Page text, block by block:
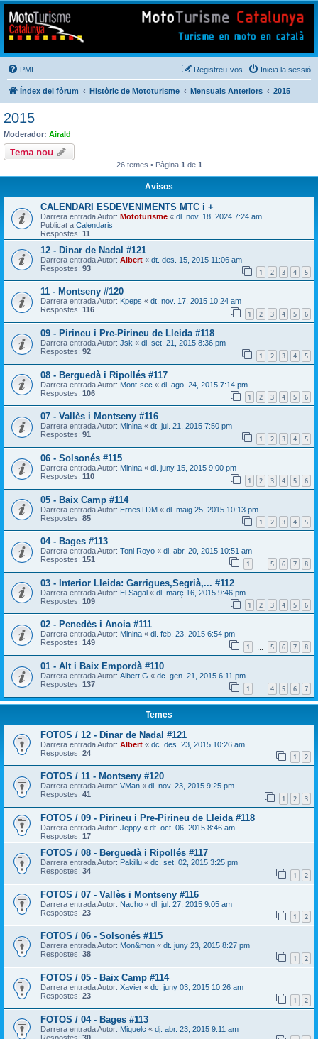
Mototurisme
Turisme en moto en català
PMF Inicia la sessió
Registreu-vos
Índex del fòrum Històric de Mototurisme Mensuals Anteriors 2015
2015
Moderador: Airald
Tema nou
26 temes • Pàgina 1 de 1
Avisos
CALENDARI ESDEVENIMENTS MTC i +
Darrera entrada Autor: Mototurisme « dl. nov. 18, 2024 7:24 am
Publicat a Calendaris
Respostes: 11
12 - Dinar de Nadal #121
Darrera entrada Autor: Albert « dt. des. 15, 2015 11:06 am
Respostes: 93 1 2 3 4 5
11 - Montseny #120
Darrera entrada Autor: Kpeps « dt. nov. 17, 2015 10:24 am
Respostes: 116 1 2 3 4 5 6
09 - Pirineu i Pre-Pirineu de Lleida #118
Darrera entrada Autor: Jsk « dl. set. 21, 2015 8:36 pm
Respostes: 92 1 2 3 4 5
08 - Berguedà i Ripollés #117
Darrera entrada Autor: Mont-sec « dl. ago. 24, 2015 7:14 pm
Respostes: 106 1 2 3 4 5 6
07 - Vallès i Montseny #116
Darrera entrada Autor: Minina « dt. jul. 21, 2015 7:50 pm
Respostes: 91 1 2 3 4 5
06 - Solsonés #115
Darrera entrada Autor: Minina « dl. juny 15, 2015 9:00 pm
Respostes: 110 1 2 3 4 5 6
05 - Baix Camp #114
Darrera entrada Autor: ErnesTDM « dl. maig 25, 2015 10:13 pm
Respostes: 85 1 2 3 4 5
04 - Bages #113
Darrera entrada Autor: Toni Royo « dl. abr. 20, 2015 10:51 am
Respostes: 151 1 … 5 6 7 8
03 - Interior Lleida: Garrigues,Segrià,... #112
Darrera entrada Autor: El Sagal « dl. març 16, 2015 9:46 pm
Respostes: 109 1 2 3 4 5 6
02 - Penedès i Anoia #111
Darrera entrada Autor: Minina « dl. feb. 23, 2015 6:54 pm
Respostes: 149 1 5 6 7 8
01 - Alt i Baix Empordà #110
Darrera entrada Autor: Albert G « dc. gen. 21, 2015 6:11 pm
Respostes: 137 1 … 4 5 6 7
Temes
FOTOS / 12 - Dinar de Nadal #121
Darrera entrada Autor: Albert « dc. des. 23, 2015 10:26 am
Respostes: 24 1 2
FOTOS / 11 - Montseny #120
Darrera entrada Autor: VMan « dl. nov. 23, 2015 9:25 pm
Respostes: 41 1 2 3
FOTOS / 09 - Pirineu i Pre-Pirineu de Lleida #118
Darrera entrada Autor: Jeppy « dt. oct. 06, 2015 8:46 am
Respostes: 17
FOTOS / 08 - Berguedà i Ripollés #117
Darrera entrada Autor: Pakillu « dc. set. 02, 2015 3:25 pm
Respostes: 34 1 2
FOTOS / 07 - Vallès i Montseny #116
Darrera entrada Autor: Nacho « dl. jul. 27, 2015 9:05 am
Respostes: 23 1 2
FOTOS / 06 - Solsonés #115
Darrera entrada Autor: Mon&mon « dt. juny 23, 2015 8:27 pm
Respostes: 38 1 2
FOTOS / 05 - Baix Camp #114
Darrera entrada Autor: Xavier « dc. juny 03, 2015 10:26 am
Respostes: 23 1 2
FOTOS / 04 - Bages #113
Darrera entrada Autor: Miquelc « dj. abr. 23, 2015 9:11 am
Respostes: 30